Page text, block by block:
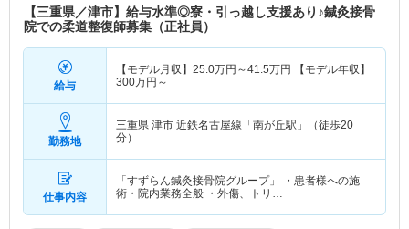
【三重県／津市】給与水準◎寮・引っ越し支援あり♪鍼灸接骨
院での柔道整復師募集（正社員）
給与
【モデル月収】 25.0万円～41.5万円
【モデル年収】
300万円～
勤務地
三重県 津市 近鉄名古屋線「南が丘駅」（徒歩20
分）
仕事内容
「すずらん鍼灸接骨院グループ」 ・患者様への施
術・院内業務全般 ・外傷、トリ…